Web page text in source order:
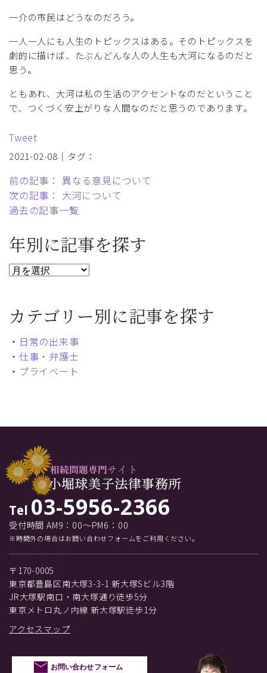
一介の市民はどうなのだろう。
一人一人にも人生のトピックスはある。そのトピックスを
劇的に描けば、たぶんどんな人の人生も大河になるのだと
思う。
ともあれ、大河は私の生活のアクセントなのだということ
で、つくづく安上がりな人間なのだと思うのであります。
Tweet
2021-02-08｜タグ：
前の記事： 異なる意見について
次の記事： 大河について
過去の記事一覧
年別に記事を探す
カテゴリー別に記事を探す
・ 日常の出来事
・ 仕事・弁護士
・ プライベート
Tel 03-5956-2366
受付時間 AM9：00～PM6：00
※時間外の場合はお問い合わせフォームをご利用ください。
〒170-0005
東京都豊島区南大塚3-3-1 新大塚Sビル3階
JR大塚駅南口・南大塚通り徒歩5分
東京メトロ丸ノ内線 新大塚駅徒歩1分
アクセスマップ
お問い合わせフォーム